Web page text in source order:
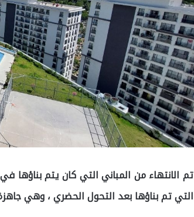
تم الانتهاء من المباني التي كان يتم
التي تم بناؤها بعد التحول الحضري ، وهي